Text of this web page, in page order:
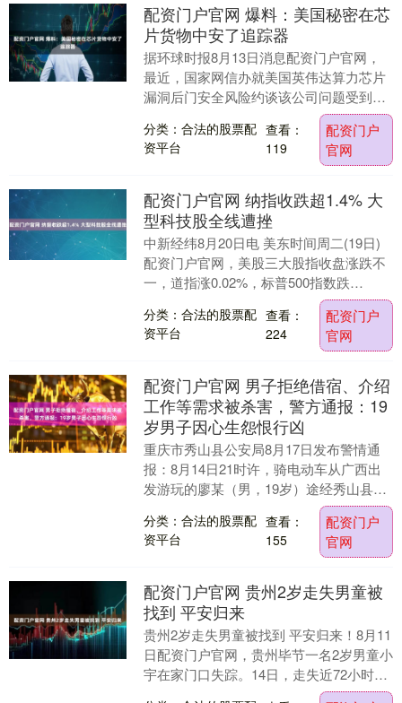
配资门户官网 爆料：美国秘密在芯
片货物中安了追踪器
据环球时报8月13日消息配资门户官网，
最近，国家网信办就美国英伟达算力芯片
漏洞后门安全风险约谈该公司问题受到关
注。与此同时，越来越多美国给芯片安“后
门”的内幕也....
分类：合法的股票配
资平台
查看：
119
配资门户
官网
配资门户官网 纳指收跌超1.4% 大
型科技股全线遭挫
中新经纬8月20日电 美东时间周二(19日)
配资门户官网，美股三大股指收盘涨跌不
一，道指涨0.02%，标普500指数跌
0.59%，纳指跌1.46%。 来源：Wi....
分类：合法的股票配
资平台
查看：
224
配资门户
官网
配资门户官网 男子拒绝借宿、介绍
工作等需求被杀害，警方通报：19
岁男子因心生怨恨行凶
重庆市秀山县公安局8月17日发布警情通
报：8月14日21时许，骑电动车从广西出
发游玩的廖某（男，19岁）途经秀山县官
庄街道一民房时，向住在此处的彭某
（男，32岁....
分类：合法的股票配
资平台
查看：
155
配资门户
官网
配资门户官网 贵州2岁走失男童被
找到 平安归来
贵州2岁走失男童被找到 平安归来！8月11
日配资门户官网，贵州毕节一名2岁男童小
宇在家门口失踪。14日，走失近72小时的
小宇在一处隐蔽灌木丛中被平安找到。